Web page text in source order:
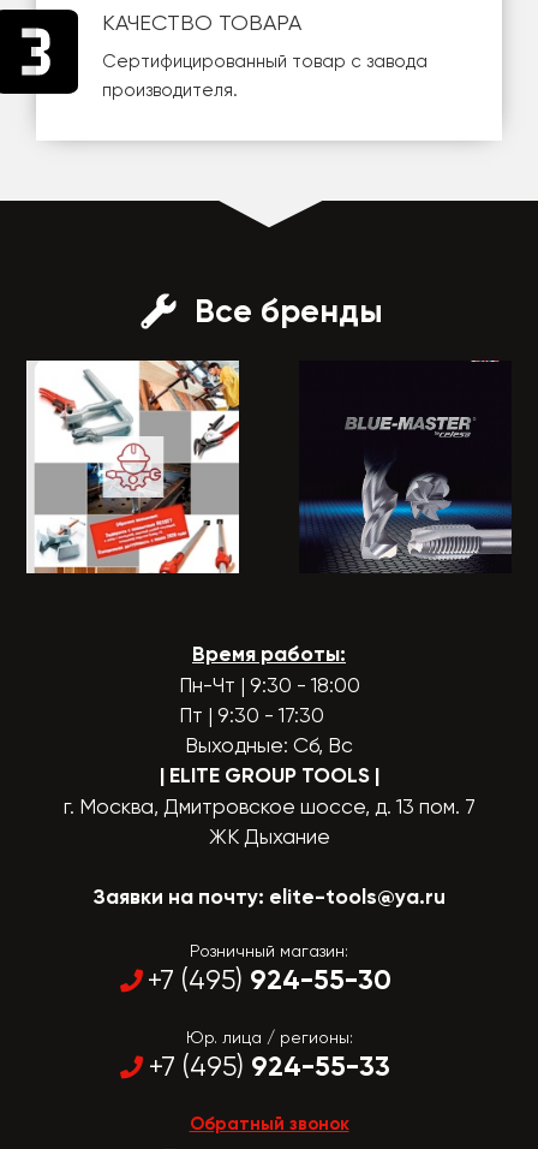
КАЧЕСТВО ТОВАРА
Сертифицированный товар с завода
производителя.
Все бренды
Время работы:
Пн-Чт | 9:30 - 18:00
Пт | 9:30 - 17:30
Выходные: Сб, Вс
| ELITE GROUP TOOLS |
г. Москва, Дмитровское шоссе, д. 13 пом. 7
ЖК Дыхание
Заявки на почту: elite-tools@ya.ru
Розничный магазин:
+7 (495) 924-55-30
Юр. лица / регионы:
+7 (495) 924-55-33
Обратный звонок